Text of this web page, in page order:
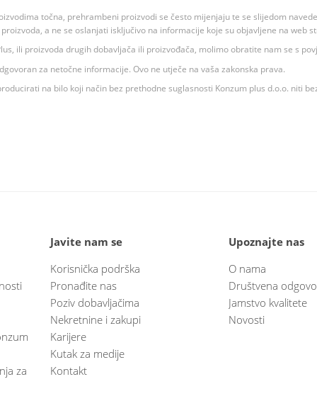
točna, prehrambeni proizvodi se često mijenjaju te se slijedom
a ne se oslanjati isključivo na informacije koje su objavljene na web
ili proizvoda drugih dobavljača ili proizvođača, molimo obratite nam se s
za netočne informacije. Ovo ne utječe na vaša zakonska prava.
na bilo koji način bez prethodne suglasnosti Konzum plus d.o.o. niti
za
Javite nam se
Korisnička podrška
Pronađite nas
Poziv dobavljačima
Nekretnine i zakupi
Karijere
Kutak za medije
Kontakt
Upoznajte nas
O nama
Društvena
Jamstvo kvalitete
Novosti